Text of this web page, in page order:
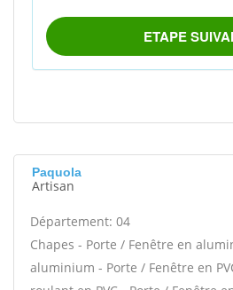
Paquola
Artisan
Département: 04
Chapes - Porte / Fenêtre en
aluminium - Porte / Fenêtre en